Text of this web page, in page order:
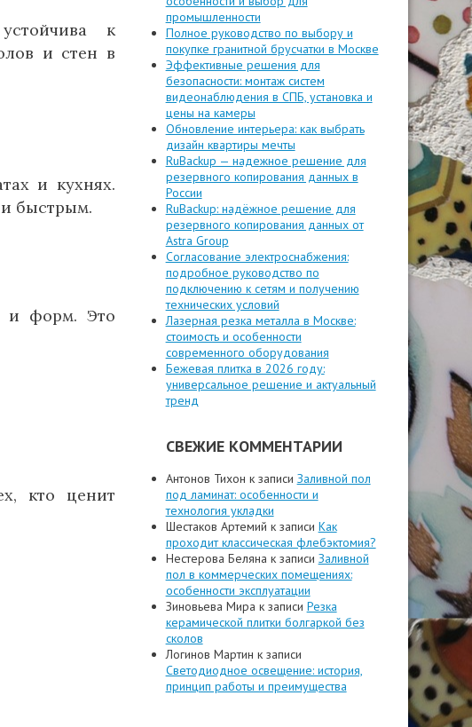
к
и стен в
и кухнях.
и быстрым.
и форм. Это
кто ценит
промышленности
Полное руководство по выбору и
покупке гранитной брусчатки в Москве
Эффективные решения для
безопасности: монтаж систем
видеонаблюдения в СПБ, установка и
цены на камеры
Обновление интерьера: как выбрать
дизайн квартиры мечты
RuBackup — надежное решение для
резервного копирования данных в
России
RuBackup: надёжное решение для
резервного копирования данных от
Astra Group
Согласование электроснабжения:
подробное руководство по
подключению к сетям и получению
технических условий
Лазерная резка металла в Москве:
стоимость и особенности
современного оборудования
Бежевая плитка в 2026 году:
универсальное решение и актуальный
тренд
СВЕЖИЕ КОММЕНТАРИИ
Антонов Тихон к записи Заливной пол
под ламинат: особенности и
технология укладки
Шестаков Артемий к записи Как
проходит классическая флебэктомия?
Нестерова Беляна к записи Заливной
пол в коммерческих помещениях:
особенности эксплуатации
Зиновьева Мира к записи Резка
керамической плитки болгаркой без
сколов
Логинов Мартин к записи
Светодиодное освещение: история,
принцип работы и преимущества